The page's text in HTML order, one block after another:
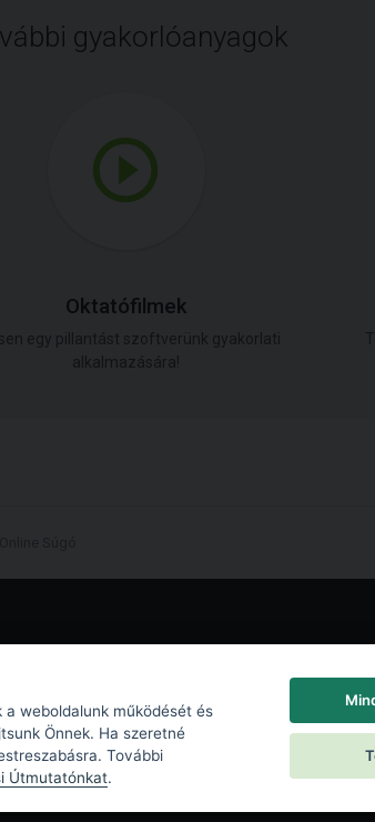
gyakorlóanyagok
Oktatófilmek
|End User License Agreement Kapcsolat
weboldalunk működését és
Önnek. Ha szeretné
További
Útmutatónkat.